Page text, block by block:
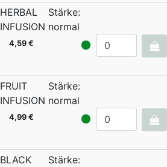
HERBAL
INFUSION
Stärke:
normal
4,59 €
FRUIT
INFUSION
Stärke:
normal
4,99 €
BLACK
Stärke: